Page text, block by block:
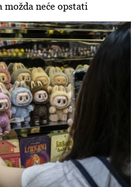
možda neće opstati